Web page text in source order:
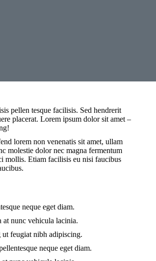
pellen tesque facilisis. Sed hendrerit
placerat. Lorem ipsum dolor sit amet –
lorem non venenatis sit amet, ullam
molestie dolor nec magna fermentum
mollis. Etiam facilisis eu nisi faucibus
neque eget diam.
at nunc vehicula lacinia.
feugiat nibh adipiscing.
neque eget diam.